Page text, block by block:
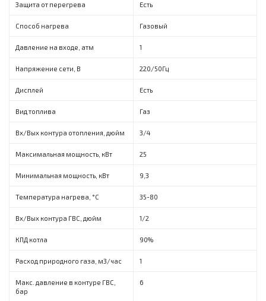
Защита от перегрева Есть
Способ нагрева Газовый
Давление на входе, атм 1
Напряжение сети, В 220/50Гц
Дисплей Есть
Вид топлива Газ
Вх/Вых контура отопления, дюйм 3/4
Максимальная мощность, кBт 25
Минимальная мощность, кВт 9,3
Температура нагрева, °C 35-80
Вх/Вых контура ГВС, дюйм 1/2
КПД котла 90%
Расход природного газа, м3/час 1
Макс. давление в контуре ГВС,
бар
6